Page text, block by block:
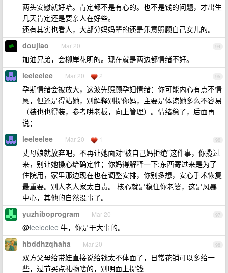
两头安慰就好哈。肯定都不是有心的。也不是钱的问题，才出生
几天肯定还是要亲人在好些。
还有其实也看人，大部分妈妈辈的还是乐意照顾自己女儿的。
94
doujiao Mar 20
加油兄弟，会柳岸花明的。现在就是两边都情绪不好。
95
leeleelee Mar 20 2
孕期情绪会被放大，这波先照顾孕妇情绪：你可能内心有点不情
愿，但还是得站她，别解释别提你妈，主要是体谅她多么不容易
（装也也得装，参考哄老板，向上管理）。情绪稳了，后面再
说；
96
leeleelee Mar 20 1
丈母娘就放弃吧，不再让她面对“被自己妈拒绝”这件事，你揽过
来，别让她操心给确定性；你妈得解释一下:东西寄过来是为了
住院用，家里那边现在也在调整安排，你别多想，安心手术恢复
最重要。别人老人家太自责。 核心就是稳住你老婆，这是风暴
中心，其他的自然没事了。
97
yuzhiboprogram Mar 20
@leeleelee 牛，你是干大事的。
98
hbddhzqhaha Mar 20
双方父母给带娃直接说给钱太不体面了，日常花销可以多给一
些，过节买点礼物啥的，别明面上提钱